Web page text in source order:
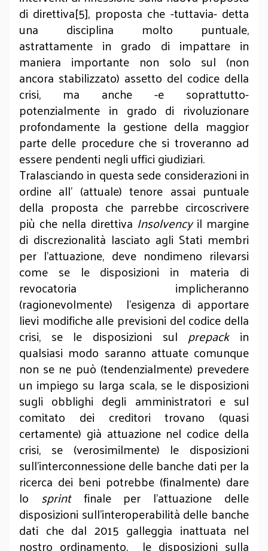
di direttiva[5], proposta che -tuttavia- detta
una disciplina molto puntuale,
astrattamente in grado di impattare in
maniera importante non solo sul (non
ancora stabilizzato) assetto del codice della
crisi, ma anche -e soprattutto-
potenzialmente in grado di rivoluzionare
profondamente la gestione della maggior
parte delle procedure che si troveranno ad
essere pendenti negli uffici giudiziari.
Tralasciando in questa sede considerazioni in
ordine all’ (attuale) tenore assai puntuale
della proposta che parrebbe circoscrivere
più che nella direttiva Insolvencyil margine
di discrezionalità lasciato agli Stati membri
per l’attuazione, deve nondimeno rilevarsi
come se le disposizioni in materia di
revocatoria implicheranno
(ragionevolmente) l’esigenza di apportare
lievi modifiche alle previsioni del codice della
crisi, se le disposizioni sul prepack in
qualsiasi modo saranno attuate comunque
non se ne può (tendenzialmente) prevedere
un impiego su larga scala, se le disposizioni
sugli obblighi degli amministratori e sul
comitato dei creditori trovano (quasi
certamente) già attuazione nel codice della
crisi, se (verosimilmente) le disposizioni
sull’interconnessione delle banche dati per la
ricerca dei beni potrebbe (finalmente) dare
lo sprint finale per l’attuazione delle
disposizioni sull’interoperabilità delle banche
dati che dal 2015 galleggia inattuata nel
nostro ordinamento, le disposizioni sulla